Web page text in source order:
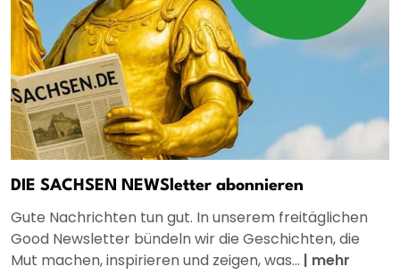
DIE SACHSEN NEWSletter abonnieren
Gute Nachrichten tun gut. In unserem freitäglichen
Good Newsletter bündeln wir die Geschichten, die
Mut machen, inspirieren und zeigen, was... | mehr